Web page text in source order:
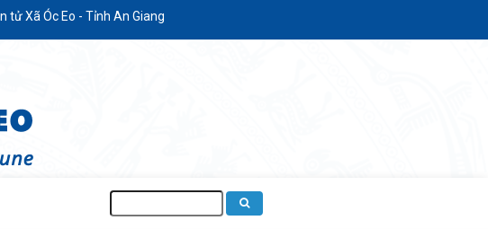
Xã Óc Eo - Tỉnh An Giang
kiếm